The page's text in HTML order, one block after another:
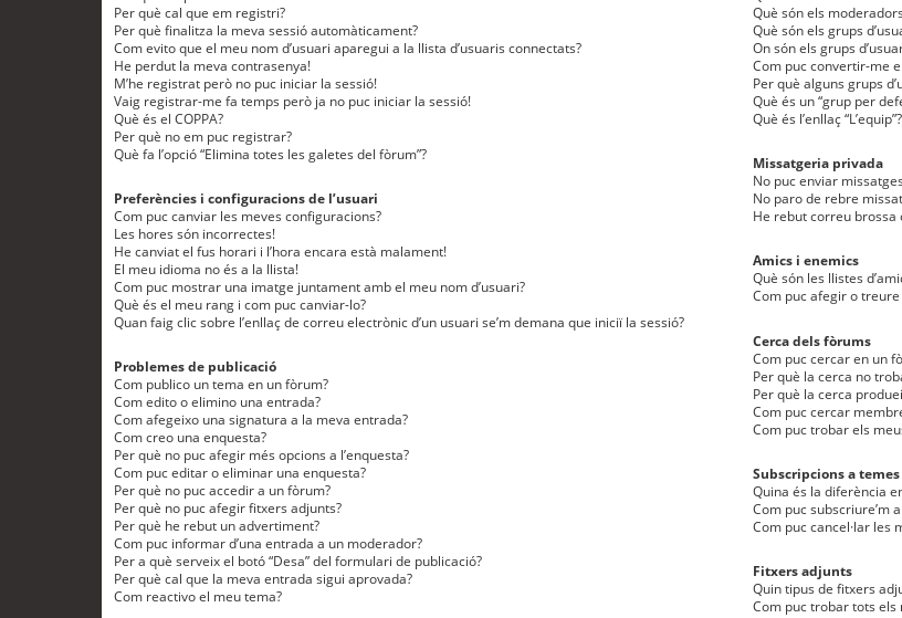
Per què cal que em registri?
Per què finalitza la meva sessió automàticament?
Com evito que el meu nom d’usuari aparegui a la llista d’usuaris connectats?
He perdut la meva contrasenya!
M’he registrat però no puc iniciar la sessió!
Vaig registrar-me fa temps però ja no puc iniciar la sessió!
Què és el COPPA?
Per què no em puc registrar?
Què fa l’opció “Elimina totes les galetes del fòrum”?
Preferències i configuracions de l’usuari
Com puc canviar les meves configuracions?
Les hores són incorrectes!
He canviat el fus horari i l’hora encara està malament!
El meu idioma no és a la llista!
Com puc mostrar una imatge juntament amb el meu nom d’usuari?
Què és el meu rang i com puc canviar-lo?
Quan faig clic sobre l’enllaç de correu electrònic d’un usuari se’m demana que iniciï la sessió?
Problemes de publicació
Com publico un tema en un fòrum?
Com edito o elimino una entrada?
Com afegeixo una signatura a la meva entrada?
Com creo una enquesta?
Per què no puc afegir més opcions a l’enquesta?
Com puc editar o eliminar una enquesta?
Per què no puc accedir a un fòrum?
Per què no puc afegir fitxers adjunts?
Per què he rebut un advertiment?
Com puc informar d’una entrada a un moderador?
Per a què serveix el botó “Desa” del formulari de publicació?
Per què cal que la meva entrada sigui aprovada?
Com reactivo el meu tema?
Què són els
Què són els grups
On són els grups
Com puc convertir-me
Per què alguns grups
Què és un “grup per
Què és l’enllaç “L’equip”?
Missatgeria privada
No puc enviar
No paro de rebre
He rebut correu brossa
Amics i enemics
Què són les llistes
Com puc afegir o treure
Cerca dels fòrums
Com puc cercar en un
Per què la cerca no
Per què la cerca
Com puc cercar
Com puc trobar els
Subscripcions a
Quina és la diferència
Com puc subscriure’m
Com puc cancel·lar les
Fitxers adjunts
Quin tipus de fitxers
Com puc trobar tots els